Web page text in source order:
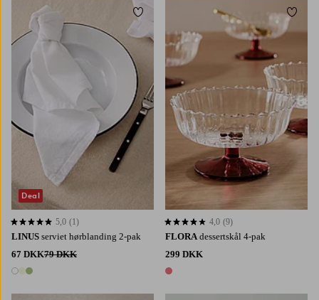
LINUS serviet hørblanding 2-pak
67 DKK79 DKK
3 farver
5,0 baseret på 1 bedømmelser
5,0 (1)
Deal
Tilføj til favoritter
FLORA dessertskål 4-pak
299 DKK
1 farve
4,0 baseret på 9 bedømmelser
4,0 (9)
Tilføj